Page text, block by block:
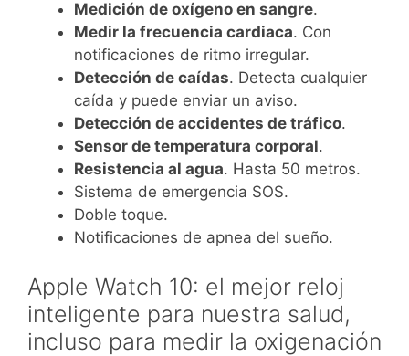
Medición de oxígeno en sangre.
Medir la frecuencia cardiaca. Con
notificaciones de ritmo irregular.
Detección de caídas. Detecta cualquier
caída y puede enviar un aviso.
Detección de accidentes de tráfico.
Sensor de temperatura corporal.
Resistencia al agua. Hasta 50 metros.
Sistema de emergencia SOS.
Doble toque.
Notificaciones de apnea del sueño.
Apple Watch 10: el mejor reloj
inteligente para nuestra salud,
incluso para medir la oxigenación